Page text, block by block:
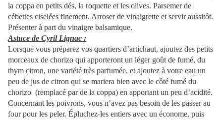
la coppa en petits dés, la roquette et les olives. Parsemer de
cébettes ciselées finement. Arroser de vinaigrette et servir aussitôt.
Présenter à part du vinaigre balsamique.
Astuce de Cyril Lignac :
Lorsque vous préparez vos quartiers d’artichaut, ajoutez des petits
morceaux de chorizo qui apporteront un léger goût de fumé, du
thym citron, une variété très parfumée, et ajoutez à votre eau un
peu de jus de citron qui se mariera bien avec le côté fumé du
chorizo (remplacé par de la coppa) en apportant un peu d’acidité.
Concernant les poivrons, vous n’avez pas besoin de les passer au
four pour les peler. Épluchez-les entiers avec un économe, puis